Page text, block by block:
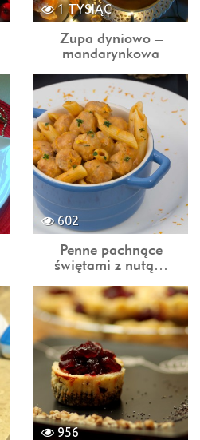
1 TYSIĄC
Zupa dyniowo –
mandarynkowa
602
Penne pachnące
świętami z nutą…
956